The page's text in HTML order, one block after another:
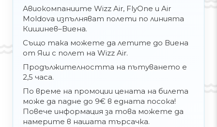
Разбира се, във Виена има много
посетите. Сред тях са
Императорските апартаменти
музеят Сиси,Музеят на среброто,
Съкровищницата на Хофбург
Препоръчваме ви да посетите и
Музейния квартал.
Авиокомпаниите Wizz Air, FlyOne и Air
Moldova изпълняват полети по линията
Кишинев–Виена.
Също така можете да летите до Виена
от Яш с полет на Wizz Air.
Продължителността на пътуването е
2,5 часа.
По време на промоции цената на билета
може да падне до 9€ в едната посока!
Повече информация за това можете да
намерите в нашата търсачка.